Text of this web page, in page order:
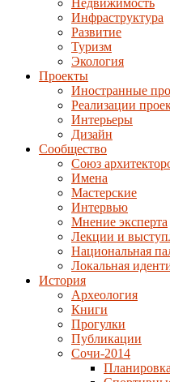
Недвижимость
Инфраструктура
Развитие
Туризм
Экология
Проекты
Иностранные
Реализации
Интерьеры
Дизайн
Сообщество
Союз
Имена
Мастерские
Интервью
Мнение эксперта
Лекции и
Национальная
Локальная
История
Археология
Книги
Прогулки
Публикации
Сочи-2014
Планировка